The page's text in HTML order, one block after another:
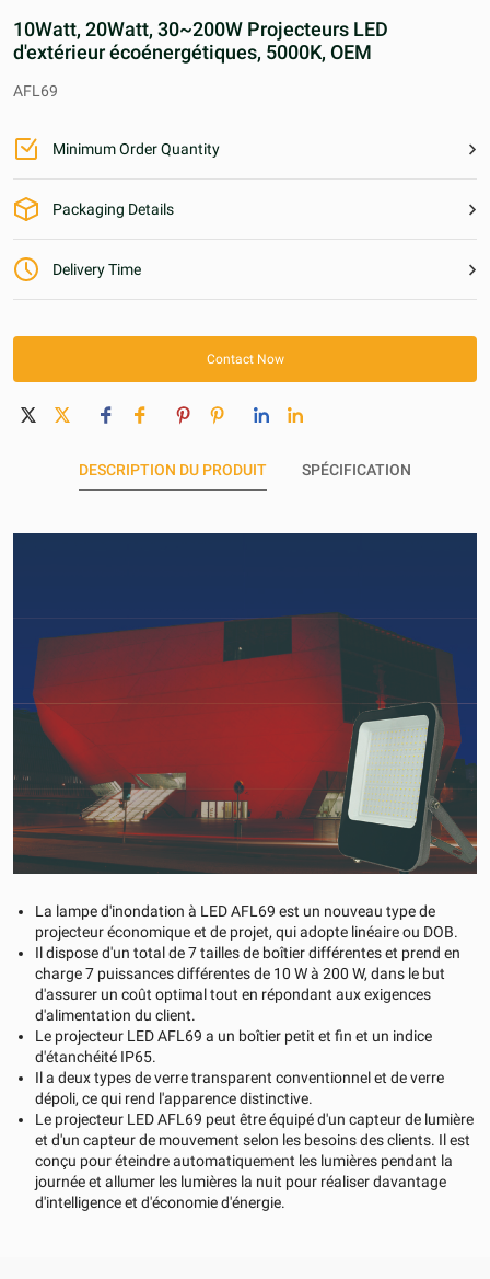
10Watt, 20Watt, 30~200W Projecteurs LED
d'extérieur écoénergétiques, 5000K, OEM
AFL69
Minimum Order Quantity
Packaging Details
Delivery Time
Contact Now
DESCRIPTION DU PRODUIT SPÉCIFICATION
La lampe d'inondation à LED AFL69 est un nouveau type de
projecteur économique et de projet, qui adopte linéaire ou DOB.
Il dispose d'un total de 7 tailles de boîtier différentes et prend en
charge 7 puissances différentes de 10 W à 200 W, dans le but
d'assurer un coût optimal tout en répondant aux exigences
d'alimentation du client.
Le projecteur LED AFL69 a un boîtier petit et fin et un indice
d'étanchéité IP65.
Il a deux types de verre transparent conventionnel et de verre
dépoli, ce qui rend l'apparence distinctive.
Le projecteur LED AFL69 peut être équipé d'un capteur de lumière
et d'un capteur de mouvement selon les besoins des clients. Il est
conçu pour éteindre automatiquement les lumières pendant la
journée et allumer les lumières la nuit pour réaliser davantage
d'intelligence et d'économie d'énergie.